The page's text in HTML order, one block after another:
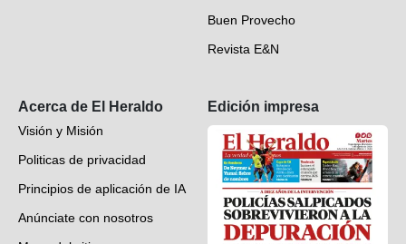
Buen Provecho
Revista E&N
Acerca de El Heraldo
Visión y Misión
Politicas de privacidad
Principios de aplicación de IA
Anúnciate con nosotros
Edición impresa